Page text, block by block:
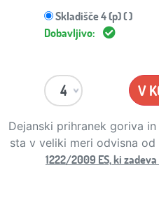
Skladišče 4 (p) ( )
Dobavljivo:
V
Dejanski prihranek goriva
sta v veliki meri odvisna od
1222/2009 ES, ki